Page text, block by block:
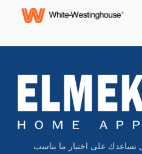
نساعدك على اختيار ما يناسب